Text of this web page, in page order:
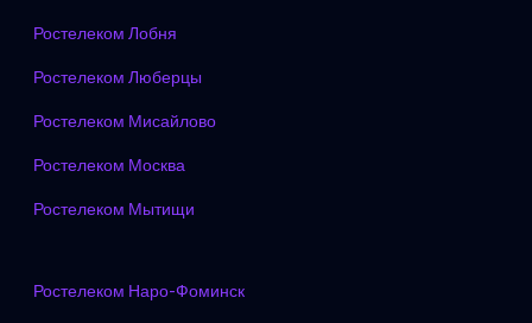
Ростелеком Лобня
Ростелеком Люберцы
Ростелеком Мисайлово
Ростелеком Москва
Ростелеком Мытищи
Ростелеком Наро-Фоминск